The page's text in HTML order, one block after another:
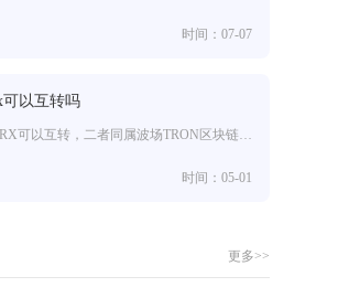
时间：07-07
可以互转吗
TRC20代币和TRX可以互转，二者同属波场TRON区块链生态，无需跨链即可完成资产兑换与流转，这是波场网络设计的核心特
时间：05-01
更多>>